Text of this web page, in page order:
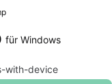
für Windows
with-device